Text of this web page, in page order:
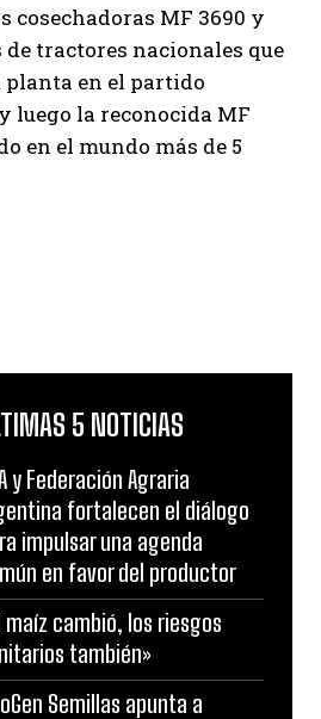
cosechadoras MF 3690 y
de tractores nacionales que
planta en el partido
luego la reconocida MF
en el mundo más de 5
5 NOTICIAS
y Federación Agraria
fortalecen el diálogo
impulsar una agenda
en favor del productor
maíz cambió, los riesgos
también»
Semillas apunta a